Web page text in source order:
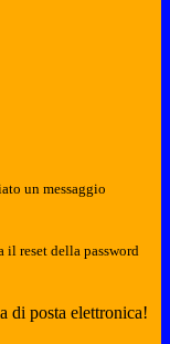
un messaggio
il reset della password
di posta elettronica!